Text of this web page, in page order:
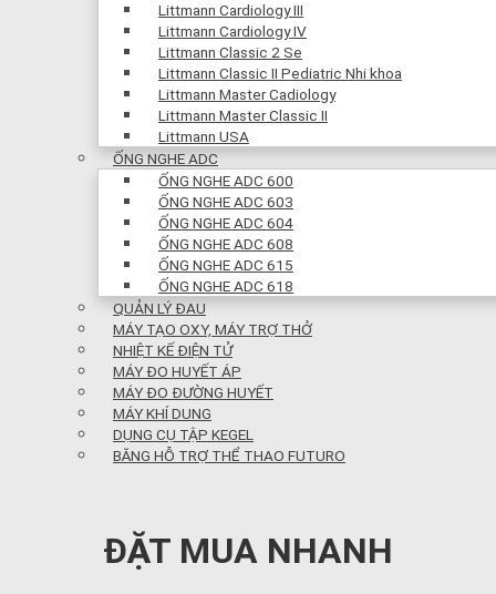
Littmann Cardiology III
Littmann Cardiology IV
Littmann Classic 2 Se
Littmann Classic II Pediatric Nhi khoa
Littmann Master Cadiology
Littmann Master Classic II
Littmann USA
ỐNG NGHE ADC
ỐNG NGHE ADC 600
ỐNG NGHE ADC 603
ỐNG NGHE ADC 604
ỐNG NGHE ADC 608
ỐNG NGHE ADC 615
ỐNG NGHE ADC 618
QUẢN LÝ ĐAU
MÁY TẠO OXY, MÁY TRỢ THỞ
NHIỆT KẾ ĐIỆN TỬ
MÁY ĐO HUYẾT ÁP
MÁY ĐO ĐƯỜNG HUYẾT
MÁY KHÍ DUNG
DỤNG CỤ TẬP KEGEL
BĂNG HỖ TRỢ THỂ THAO FUTURO
ĐẶT MUA NHANH